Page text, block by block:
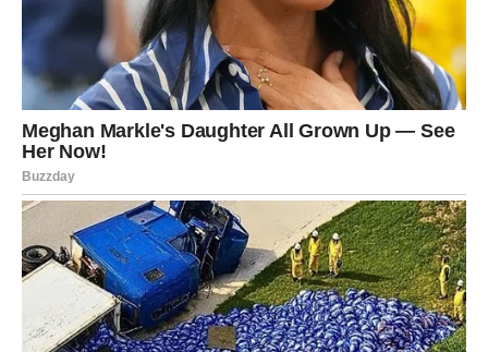
Prelijte ga preko200 g čokolade
izlomljene na
kockice. Miješajte dok se čokolada potpuno ne otopi i
dobijete glatku smjesu.
Ostavite da se hladi na sobnoj temperaturi dok ne
postane
Slaganje torte:
Izvadite biskvit iz kalupa i stavite ga napladanj za
torte.
Vratite obruč kalupa oko biskvita.